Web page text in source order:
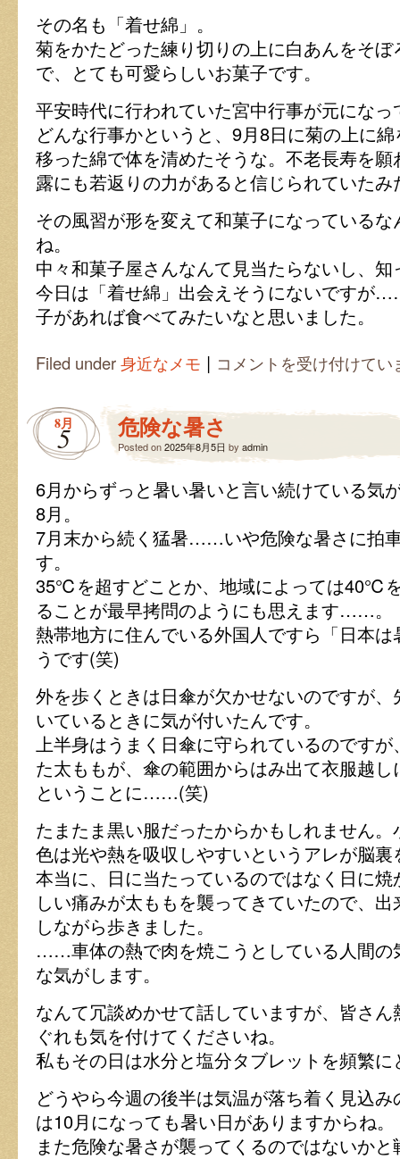
その名も「着せ綿」。
菊をかたどった練り切りの上に白あんをそ
で、とても可愛らしいお菓子です。
平安時代に行われていた宮中行事が元にな
どんな行事かというと、9月8日に菊の上に
移った綿で体を清めたそうな。不老長寿を
露にも若返りの力があると信じられていたみ
その風習が形を変えて和菓子になっている
ね。
中々和菓子屋さんなんて見当たらないし、
今日は「着せ綿」出会えそうにないですが
子があれば食べてみたいなと思いました。
Filed under身近なメモ |
重
陽
句
は
コメントを受け付けてい
8月
5 危険な暑さ
Posted on2025年8月5日 by admin
6月からずっと暑い暑いと言い続けている気
8月。
7月末から続く猛暑……いや危険な暑さに拍
す。
35℃を超すどことか、地域によっては40℃
ることが最早拷問のようにも思えます……。
熱帯地方に住んでいる外国人ですら「日本
うです(笑)
外を歩くときは日傘が欠かせないのですが
いているときに気が付いたんです。
上半身はうまく日傘に守られているのです
た太ももが、傘の範囲からはみ出て衣服越
ということに……(笑)
たまたま黒い服だったからかもしれません
色は光や熱を吸収しやすいというアレが脳裏
本当に、日に当たっているのではなく日に
しい痛みが太ももを襲ってきていたので、
しながら歩きました。
……車体の熱で肉を焼こうとしている人間の
な気がします。
なんて冗談めかせて話していますが、皆さ
ぐれも気を付けてくださいね。
私もその日は水分と塩分タブレットを頻繁
どうやら今週の後半は気温が落ち着く見込
は10月になっても暑い日がありますからね。
また危険な暑さが襲ってくるのではないか